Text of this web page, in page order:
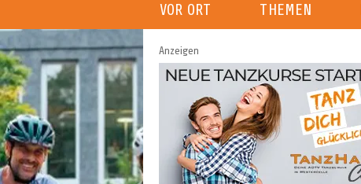
VOR ORT THEMEN
Anzeigen